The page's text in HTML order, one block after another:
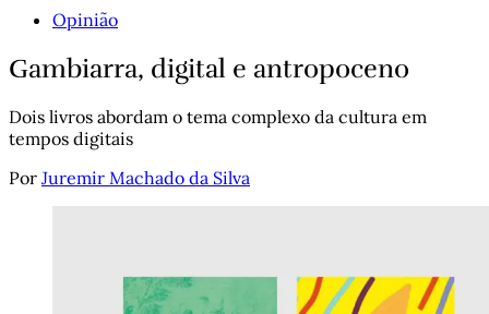
Opinião
Gambiarra, digital e antropoceno
Dois livros abordam o tema complexo da cultura em
tempos digitais
Por Juremir Machado da Silva